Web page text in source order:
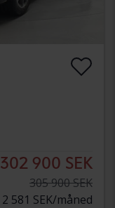
302 900 SEK
305 900 SEK
2 581 SEK/måned